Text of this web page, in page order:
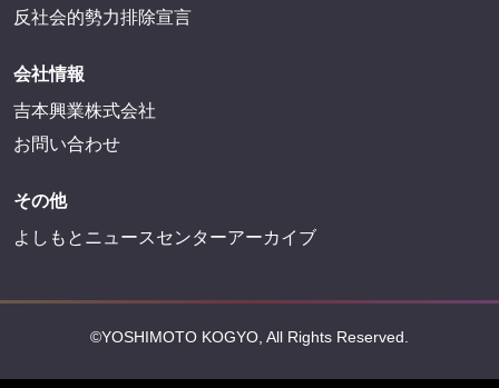
反社会的勢力排除宣言
会社情報
吉本興業株式会社
お問い合わせ
その他
よしもとニュースセンターアーカイブ
©YOSHIMOTO KOGYO, All Rights Reserved.